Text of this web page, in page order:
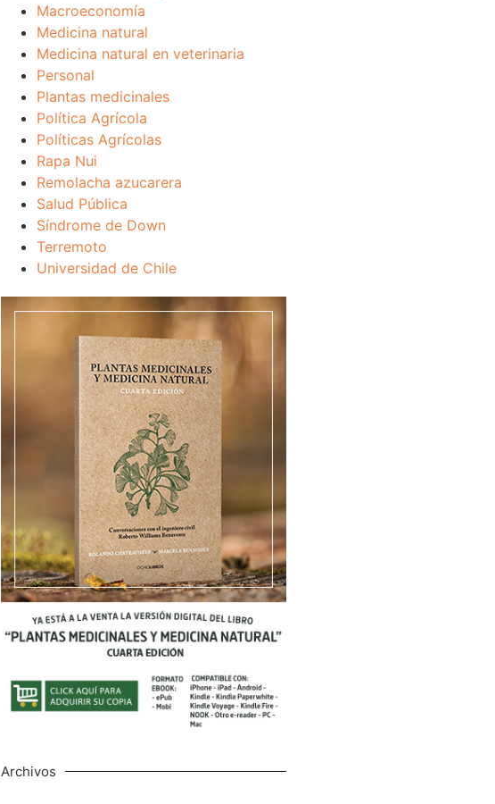
Macroeconomía
Medicina natural
Medicina natural en veterinaria
Personal
Plantas medicinales
Política Agrícola
Políticas Agrícolas
Rapa Nui
Remolacha azucarera
Salud Pública
Síndrome de Down
Terremoto
Universidad de Chile
Archivos